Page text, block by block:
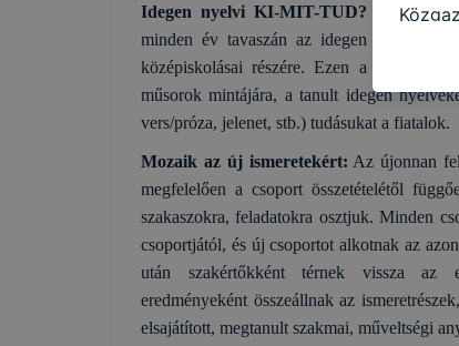
Idegen nyelvi KI-MIT-TUD?
minden év tavaszán az idegen nyelvi
középiskolásai részére. Ezen a
műsorok mintájára, a tanult idegen
vers/próza, jelenet, stb.) tudásukat a fiatalok.
Mozaik az új ismeretekért: Az újonnan
megfelelően a csoport összetételétől
szakaszokra, feladatokra osztjuk. Minden
csoportjától, és új csoportot alkotnak az
után szakértőkként térnek vissza az
eredményeként összeállnak az
elsajátított, megtanult szakmai, műveltségi
teljes